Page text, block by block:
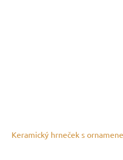
Keramický hrneček s